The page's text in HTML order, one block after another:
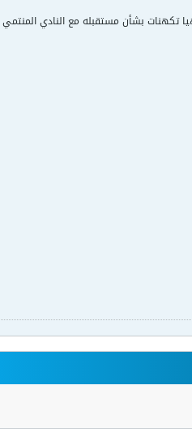
تكهنات بشأن مستقبله مع النادي